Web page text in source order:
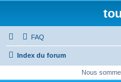
FAQ
Index du forum
Nous